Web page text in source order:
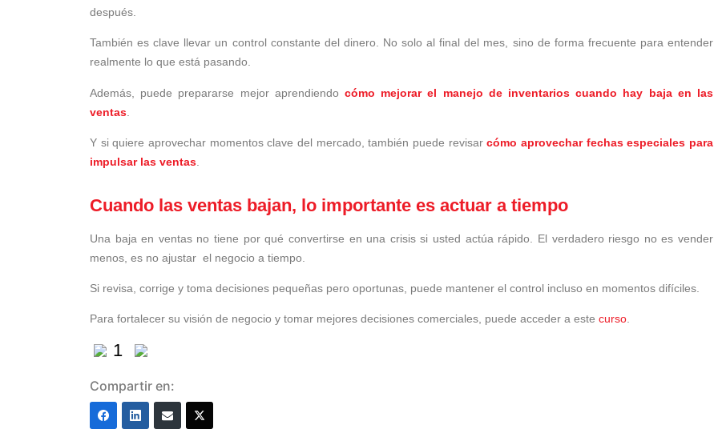
después.
También es clave llevar un control constante del dinero. No solo al final del mes, sino de forma frecuente para entender
realmente lo que está pasando.
Además, puede prepararse mejor aprendiendo cómo mejorar el manejo de inventarios cuando hay baja en las
ventas
Y si quiere aprovechar momentos clave del mercado, también puede revisarcómo aprovechar fechas especiales para
impulsar las ventas
Cuando las ventas bajan, lo importante es actuar a tiempo
Una baja en ventas no tiene por qué convertirse en una crisis si usted actúa rápido. El verdadero riesgo no es vender
menos, es no ajustar el negocio a tiempo.
Si revisa, corrige y toma decisiones pequeñas pero oportunas, puede mantener el control incluso en momentos difíciles.
Para fortalecer su visión de negocio y tomar mejores decisiones comerciales, puede acceder a este curso.
1
Compartir en: